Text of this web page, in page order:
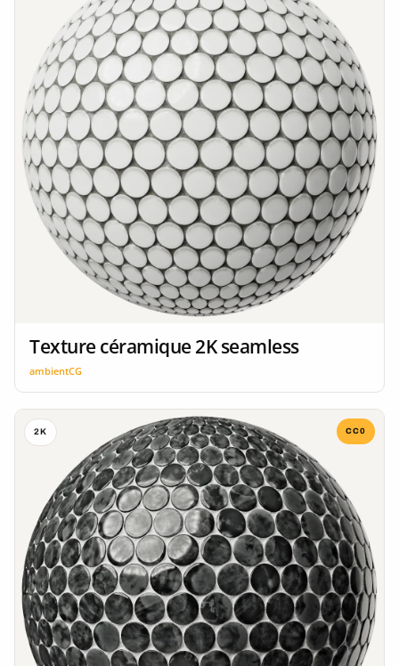
Texture céramique 2K seamless
ambientCG
2K CC0